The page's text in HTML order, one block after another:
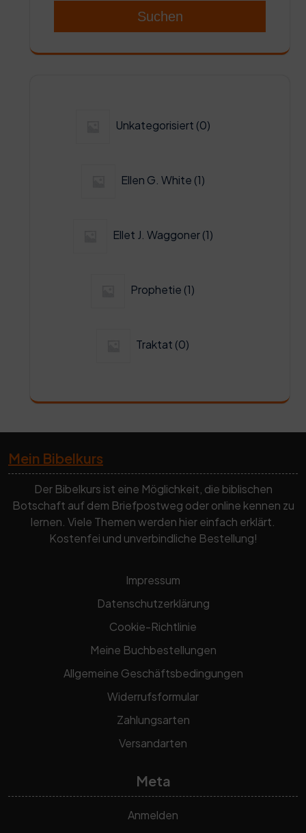
Suchen
Unkategorisiert 0Produkte
Ellen G. White 1Produkt
Ellet J. Waggoner 1Produkt
Prophetie 1Produkt
Traktat 0Produkte
Mein Bibelkurs
Der Bibelkurs ist eine Möglichkeit, die biblischen
Botschaft auf dem Briefpostweg oder online kennen zu
lernen. Viele Themen werden hier einfach erklärt.
Kostenfei und unverbindliche Bestellung!
Impressum
Datenschutzerklärung
Cookie-Richtlinie
Meine Buchbestellungen
Allgemeine Geschäftsbedingungen
Widerrufsformular
Zahlungsarten
Versandarten
Meta
Anmelden